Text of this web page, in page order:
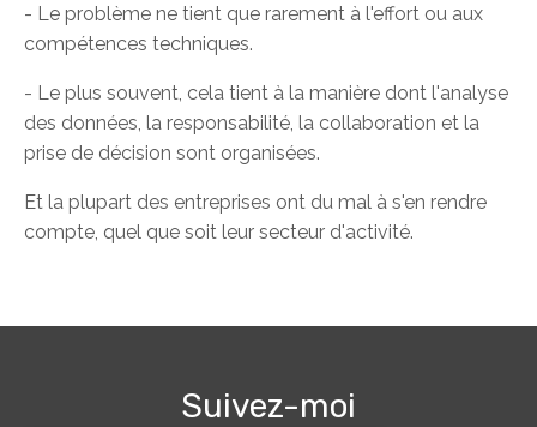
- Le problème ne tient que rarement à l'effort ou aux
compétences techniques.
- Le plus souvent, cela tient à la manière dont l'analyse
des données, la responsabilité, la collaboration et la
prise de décision sont organisées.
Et la plupart des entreprises ont du mal à s'en rendre
compte, quel que soit leur secteur d'activité.
Suivez-moi